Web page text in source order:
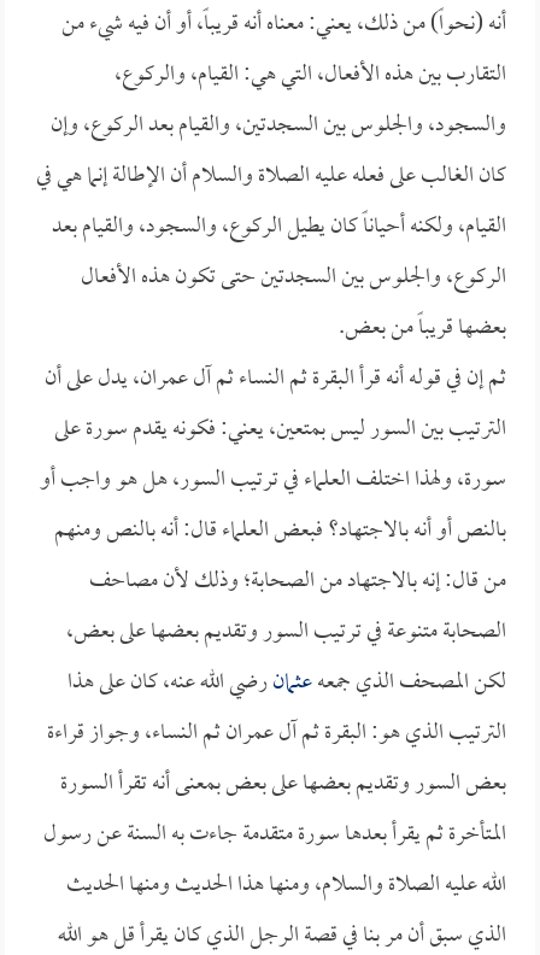
أنه (نحواً) من ذلك، يعني: معناه أنه قريباً، أو أن فيه شيء من
التقارب بين هذه الأفعال، التي هي: القيام، والركوع،
والسجود، والجلوس بين السجدتين، والقيام بعد الركوع، وإن
كان الغالب على فعله عليه الصلاة والسلام أن الإطالة إنما هي في
القيام، ولكنه أحياناً كان يطيل الركوع، والسجود، والقيام بعد
الركوع، والجلوس بين السجدتين حتى تكون هذه الأفعال
بعضها قريباً من بعض.
ثم إن في قوله أنه قرأ البقرة ثم النساء ثم آل عمران، يدل على أن
الترتيب بين السور ليس بمتعين، يعني: فكونه يقدم سورة على
سورة، ولهذا اختلف العلماء في ترتيب السور، هل هو واجب أو
بالنص أو أنه بالاجتهاد؟ فبعض العلماء قال: أنه بالنص ومنهم
من قال: إنه بالاجتهاد من الصحابة؛ وذلك لأن مصاحف
الصحابة متنوعة في ترتيب السور وتقديم بعضها على بعض،
لكن المصحف الذي جمعهعثمانرضي الله عنه، كان على هذا
الترتيب الذي هو: البقرة ثم آل عمران ثم النساء، وجواز قراءة
بعض السور وتقديم بعضها على بعض بمعنى أنه تقرأ السورة
المتأخرة ثم يقرأ بعدها سورة متقدمة جاءت به السنة عن رسول
الله عليه الصلاة والسلام، ومنها هذا الحديث ومنها الحديث
الذي سبق أن مر بنا في قصة الرجل الذي كان يقرأ قل هو الله